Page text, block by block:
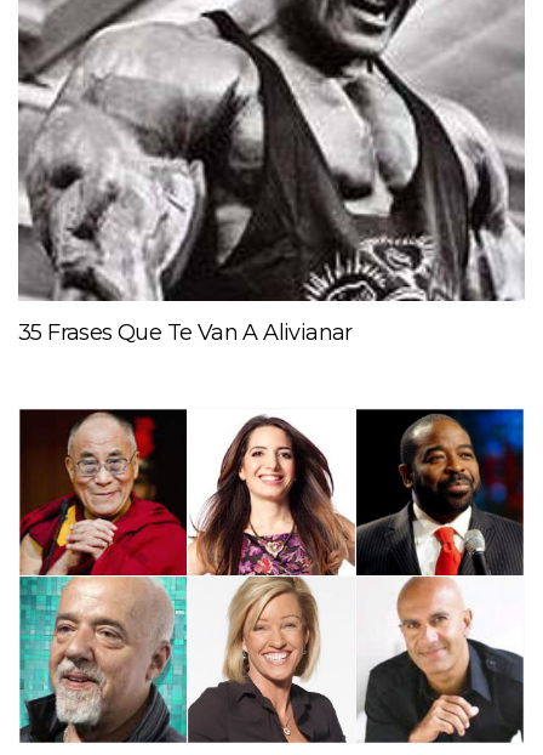
35 Frases Que Te Van A Alivianar